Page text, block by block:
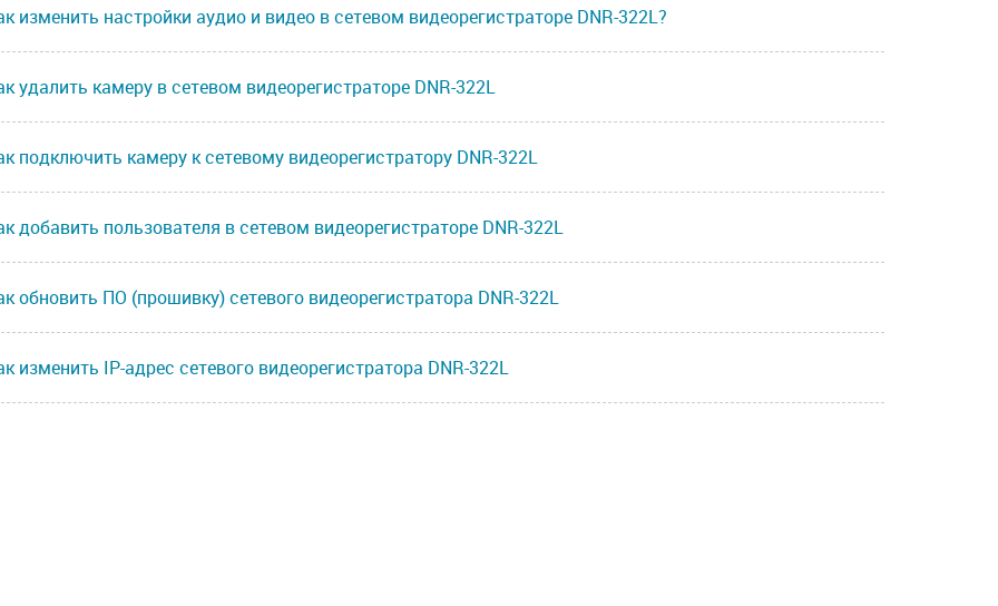
изменить настройки аудио и видео в сетевом видеорегистраторе DNR-322L?
удалить камеру в сетевом видеорегистраторе DNR-322L
подключить камеру к сетевому видеорегистратору DNR-322L
добавить пользователя в сетевом видеорегистраторе DNR-322L
обновить ПО (прошивку) сетевого видеорегистратора DNR-322L
изменить IP-адрес сетевого видеорегистратора DNR-322L